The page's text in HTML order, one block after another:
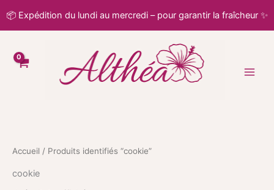
📦 Expédition du lundi au mercredi – pour garantir la fraîcheur ✨
au
Accueil / Produits identifiés “cookie”
cookie